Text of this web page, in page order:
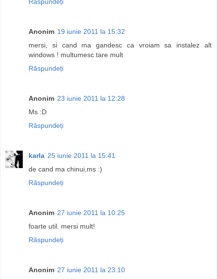
Răspundeți
Anonim 19 iunie 2011 la 15:32
mersi, si cand ma gandesc ca vroiam sa instalez alt
windows ! multumesc tare mult
Răspundeți
Anonim 23 iunie 2011 la 12:28
Ms :D
Răspundeți
karla 25 iunie 2011 la 15:41
de cand ma chinui,ms :)
Răspundeți
Anonim 27 iunie 2011 la 10:25
foarte util. mersi mult!
Răspundeți
Anonim 27 iunie 2011 la 23:10